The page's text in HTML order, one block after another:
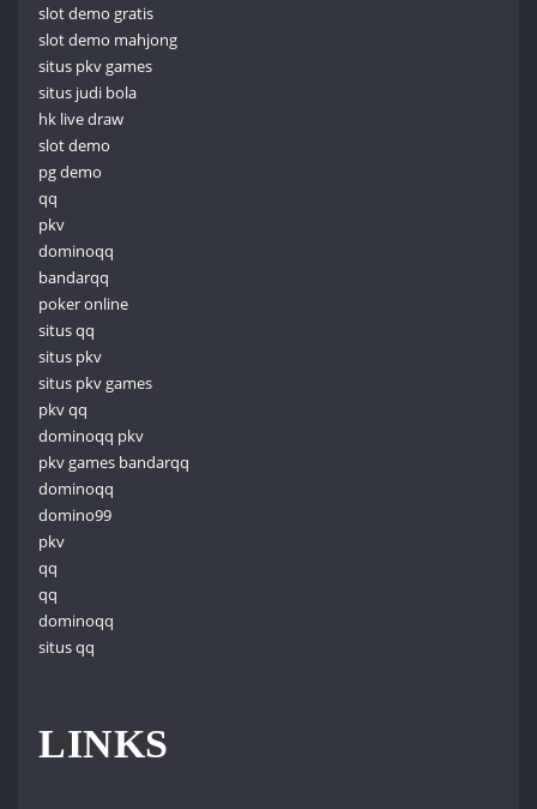
slot demo gratis
slot demo mahjong
situs pkv games
situs judi bola
hk live draw
slot demo
pg demo
qq
pkv
dominoqq
bandarqq
poker online
situs qq
situs pkv
situs pkv games
pkv qq
dominoqq pkv
pkv games bandarqq
dominoqq
domino99
pkv
qq
qq
dominoqq
situs qq
LINKS